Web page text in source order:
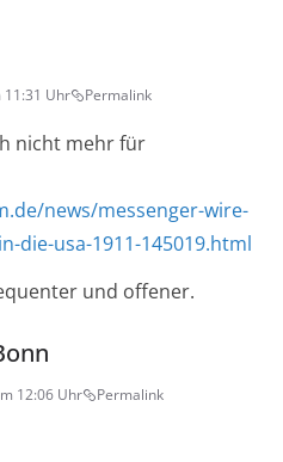
11:31 Uhr Permalink
nicht mehr für
news/messenger-wire-
die-usa-1911-145019.html
und offener.
12:06 Uhr Permalink